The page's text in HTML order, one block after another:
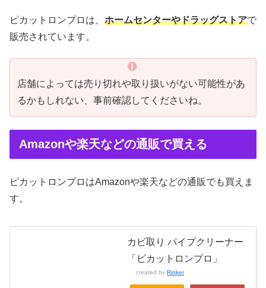
ピカットロンプロは、 ホームセンターやドラッグストアで
販売されています。
店舗によっては売り切れや取り扱いがない可能性があ
るかもしれない、事前確認してくださいね。
Amazonや楽天などの通販で買える
ピカットロンプロはAmazonや楽天などの通販でも買えま
す。
カビ取り パイプクリーナー
「ピカットロンプロ」
created by Rinker